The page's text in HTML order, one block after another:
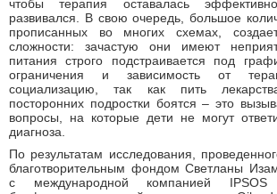
чтобы терапия оставалась
развивался. В свою очередь, большое
прописанных во многих схемах,
сложности: зачастую они имеют
питания строго подстраивается под
ограничения и зависимость от
социализацию, так как пить
посторонних подростки боятся – это
вопросы, на которые дети не могут
диагноза.
По результатам исследования,
благотворительным фондом Светланы
с международной компанией